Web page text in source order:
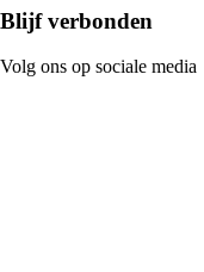
Blijf verbonden
Volg ons op sociale media